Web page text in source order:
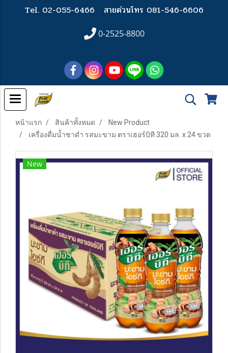
Tel. 02-055-6466 สายด่วนโทร 081-546-6606
0-2525-8800
หน้าแรก สินค้าทั้งหมด
New Product
เครื่องดื่มน้ำชาดำ รสมะขาม ตราเฮอร์บิที 320 มล. x 24 ขวด
New